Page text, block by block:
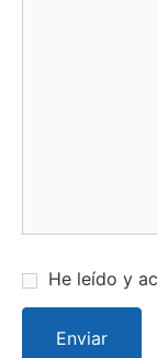
He leído y